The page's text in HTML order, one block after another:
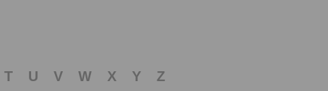
T U V W X Y
Z